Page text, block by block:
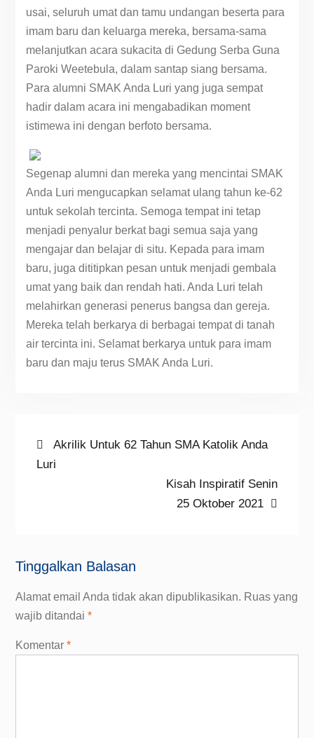
usai, seluruh umat dan tamu undangan beserta para
imam baru dan keluarga mereka, bersama-sama
melanjutkan acara sukacita di Gedung Serba Guna
Paroki Weetebula, dalam santap siang bersama.
Para alumni SMAK Anda Luri yang juga sempat
hadir dalam acara ini mengabadikan moment
istimewa ini dengan berfoto bersama.
Segenap alumni dan mereka yang mencintai SMAK
Anda Luri mengucapkan selamat ulang tahun ke-62
untuk sekolah tercinta. Semoga tempat ini tetap
menjadi penyalur berkat bagi semua saja yang
mengajar dan belajar di situ. Kepada para imam
baru, juga dititipkan pesan untuk menjadi gembala
umat yang baik dan rendah hati. Anda Luri telah
melahirkan generasi penerus bangsa dan gereja.
Mereka telah berkarya di berbagai tempat di tanah
air tercinta ini. Selamat berkarya untuk para imam
baru dan maju terus SMAK Anda Luri.
Navigasi
pos
Previous
post:
Akrilik Untuk 62 Tahun SMA Katolik Anda
Luri
Next
post:
Kisah Inspiratif Senin
25 Oktober 2021
Tinggalkan Balasan
Alamat email Anda tidak akan dipublikasikan. Ruas yang
wajib ditandai *
Komentar *